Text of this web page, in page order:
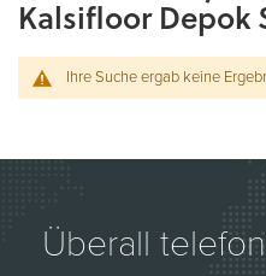
Kalsifloor Depok
Ihre Suche ergab keine
Überall